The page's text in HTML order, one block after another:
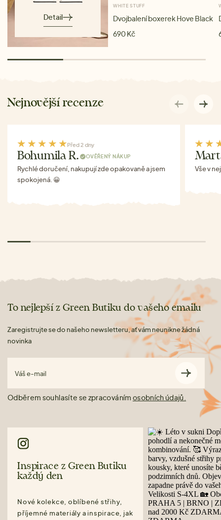
Detail
WHITE STUFF
Dvojbalení boxerek Hove Black
690 Kč
Nejnovější recenze
Před 2 dny
Bohumila R. OVĚŘENÝ NÁKUP
Rychlé doručení, nakupují zde opakovaně a jsem
spokojená. 😀
Vše v
To nejlepší z Green Butiku do vašeho emailu
Zaregistrujte se do našeho newsletteru, ať vám neunikne žádná
novinka
Váš e-mail
Odběrem souhlasíte se zpracováním osobních údajů.
Inspirace z Green Butiku
každý den
Nové kolekce, oblíbené střihy,
příjemné materiály a inspirace, jak